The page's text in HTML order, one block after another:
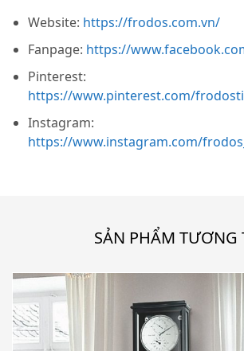
Website: https://frodos.com.vn/
Fanpage: https://
Pinterest:
https://www.pinterest.com/
Instagram:
https://www.instagram.com/
SẢN PHẨM TƯƠNG